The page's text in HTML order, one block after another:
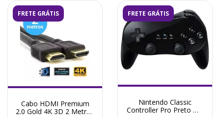
FRETE GRÁTIS
Cabo HDMI Premium
2.0 Gold 4K 3D 2 Metros
FRETE GRÁTIS
Nintendo Classic
Controller Pro Preto WII